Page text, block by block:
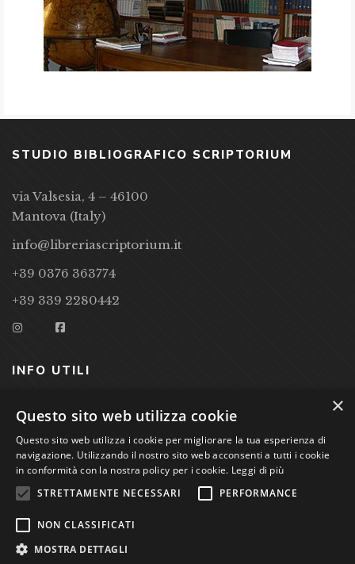
STUDIO BIBLIOGRAFICO SCRIPTORIUM
via Valsesia, 4 – 46100
Mantova (Italy)
info@libreriascriptorium.it
+39 0376 363774
+39 339 2280442
INFO UTILI
CONDIZIONI DI VENDITA
PRIVACY POLICY
COOKIE POLICY
Studio Bibliografico Scriptorium Dott.ssa Sara Bassi VAT
nr. 01744000207
×
Questo sito web utilizza cookie
Questo sito web utilizza i cookie per migliorare la tua esperienza di
navigazione. Utilizzando il nostro sito web acconsenti a tutti i cookie
in conformità con la nostra policy per i cookie. Leggi di più
STRETTAMENTE NECESSARI
PERFORMANCE
NON CLASSIFICATI
MOSTRA DETTAGLI